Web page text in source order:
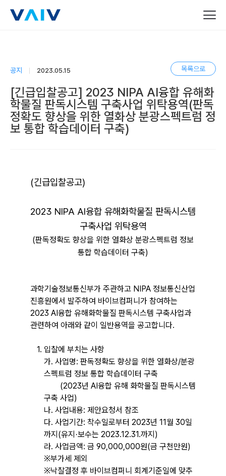
목록으로
공지 2023.05.15
[긴급입찰공고] 2023 NIPA AI융합 유해화
학물질 판독시스템 구축사업 위탁용역(판독
정확도 향상을 위한 열화상 분광스펙트럼 정
보 통합 학습데이터 구축)
(긴급입찰공고)
2023 NIPA AI융합 유해화학물질 판독시스템
구축사업 위탁용역
(판독정확도 향상을 위한 열화상 분광스펙트럼 정보
통합 학습데이터 구축)
과학기술정보통신부가 주관하고 NIPA 정보통신산업
진흥원에서 발주하여 바이브컴퍼니가 참여하는
2023 AI융합 유해화학물질 판독시스템 구축사업과
관련하여 아래와 같이 일반용역을 공고합니다.
1. 입찰에 부치는 사항
가. 사업명: 판독정확도 향상을 위한 열화상/분광
스펙트럼 정보 통합 학습데이터 구축
(2023년 AI융합 유해 화학물질 판독시스템
구축 사업)
나. 사업내용: 제안요청서 참조
다. 사업기간: 착수일로부터 2023년 11월 30일
까지(유지·보수는 2023.12.31.까지)
라. 사업금액: 금 90,000,000원(금 구천만원)
※부가세 제외
※낙찰결정 후 바이브컴퍼니 회계기준일에 맞추